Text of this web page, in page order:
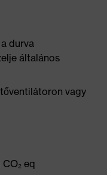
durva
általános
vagy
eq